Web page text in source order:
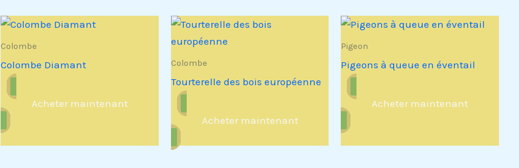
Colombe
Colombe Diamant
Acheter maintenant
Colombe
Tourterelle des bois européenne
Acheter maintenant
Pigeon
Pigeons à queue en éventail
Acheter maintenant